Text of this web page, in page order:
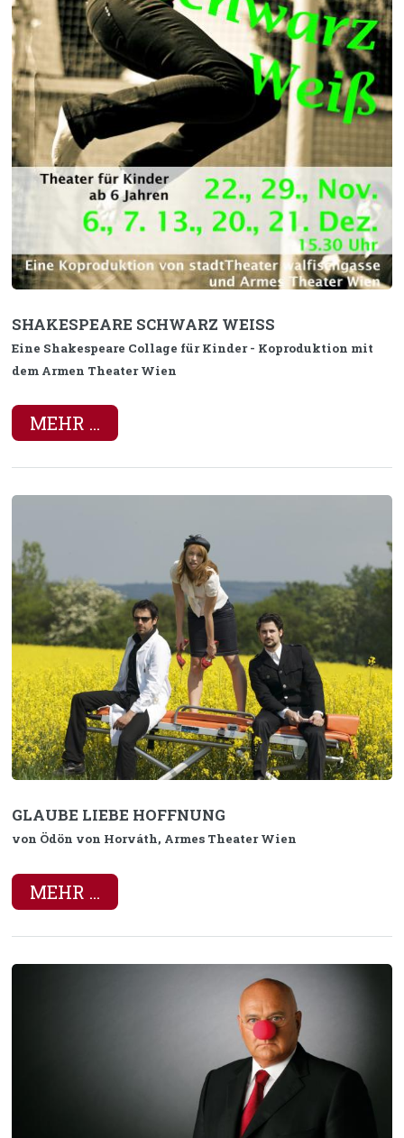
SHAKESPEARE SCHWARZ WEISS
Eine Shakespeare Collage für Kinder - Koproduktion mit
dem Armen Theater Wien
MEHR ...
GLAUBE LIEBE HOFFNUNG
von Ödön von Horváth, Armes Theater Wien
MEHR ...